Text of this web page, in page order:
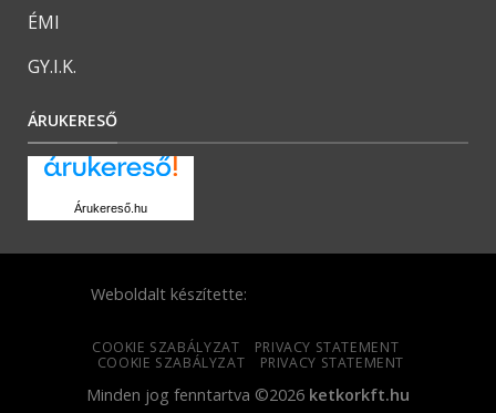
ÉMI
GY.I.K.
ÁRUKERESŐ
Árukereső.hu
Weboldalt készítette:
COOKIE SZABÁLYZAT
PRIVACY STATEMENT
COOKIE SZABÁLYZAT
PRIVACY STATEMENT
Minden jog fenntartva ©2026 ketkorkft.hu